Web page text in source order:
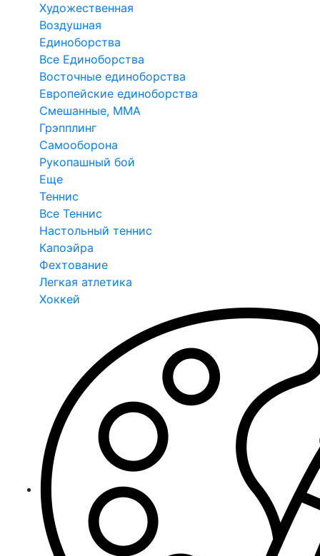
Художественная
Воздушная
Единоборства
Все Единоборства
Восточные единоборства
Европейские единоборства
Смешанные, ММА
Грэпплинг
Самооборона
Рукопашный бой
Еще
Теннис
Все Теннис
Настольный теннис
Капоэйра
Фехтование
Легкая атлетика
Хоккей